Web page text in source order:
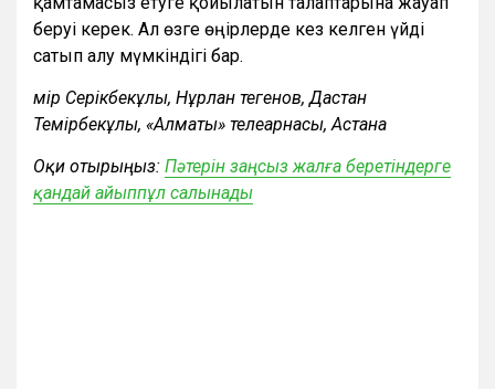
беруі керек. Ал өзге өңірлерде кез келген үйді
сатып алу мүмкіндігі бар.
Өмір Серікбекұлы, Нұрлан Өтегенов, Дастан
Темірбекұлы, «Алматы» телеарнасы, Астана
Оқи отырыңыз: Пәтерін заңсыз жалға беретіндерге
қандай айыппұл салынады